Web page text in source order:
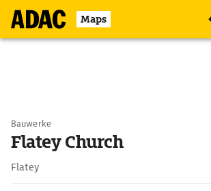
Maps
Bauwerke
Flatey Church
Flatey